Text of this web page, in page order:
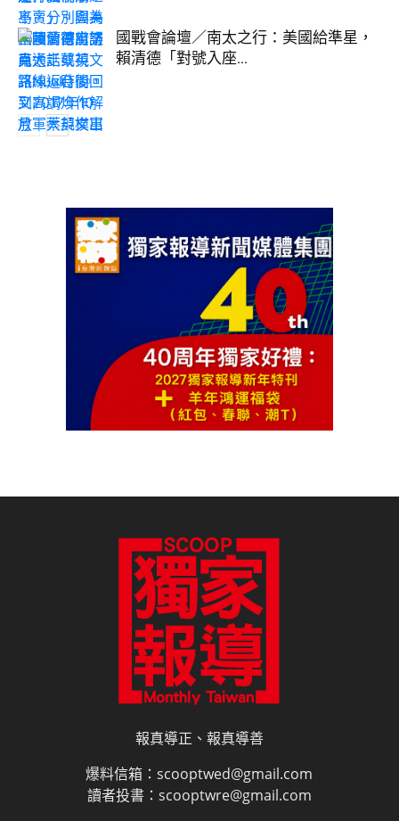
國戰會論壇／南太之行：美國給準星，
賴清德「對號入座...
報真導正、報真導善
爆料信箱：scooptwed@gmail.com
讀者投書：scooptwre@gmail.com